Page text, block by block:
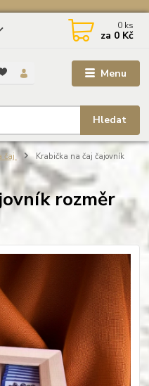
Menu
Hledat
0 ks
za 0 Kč
čaj
Krabička na čaj čajovník
rozměr